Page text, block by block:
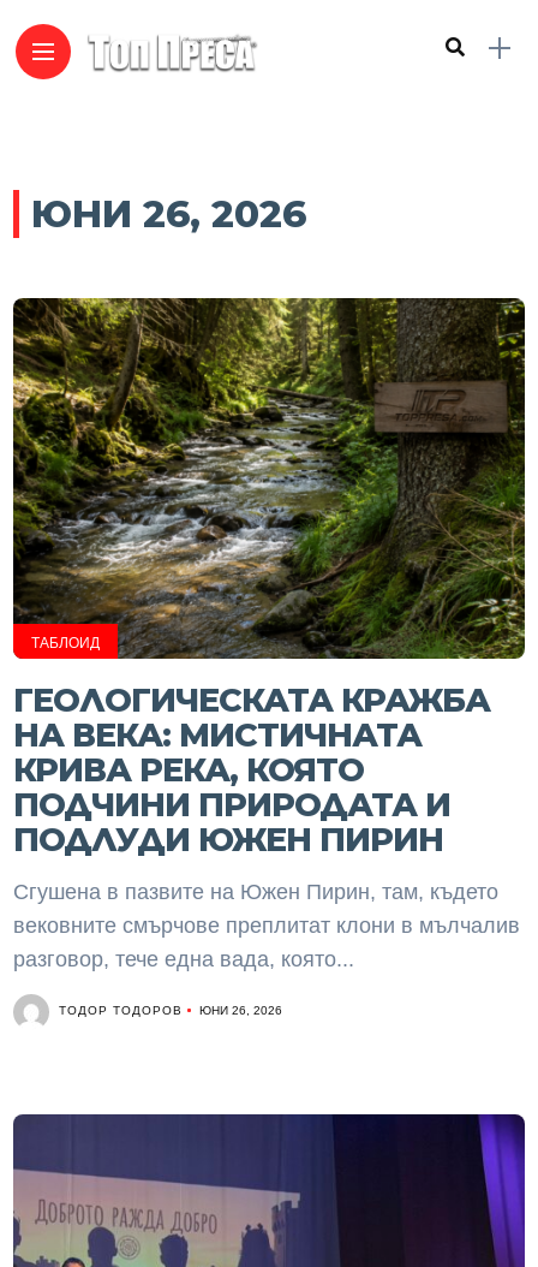
ЮНИ 26, 2026
ТАБЛОИД
ГЕОЛОГИЧЕСКАТА КРАЖБА
НА ВЕКА: МИСТИЧНАТА
КРИВА РЕКА, КОЯТО
ПОДЧИНИ ПРИРОДАТА И
ПОДЛУДИ ЮЖЕН ПИРИН
Сгушена в пазвите на Южен Пирин, там, където
вековните смърчове преплитат клони в мълчалив
разговор, тече една вада, която...
ТОДОР ТОДОРОВ ЮНИ 26, 2026